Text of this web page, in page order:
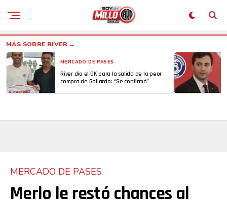
MERCADO DE PASES
River dio el OK para la salida de la peor
compra de Gallardo: “Se confirmó”
MERCADO DE PASES
Merlo le restó chances al